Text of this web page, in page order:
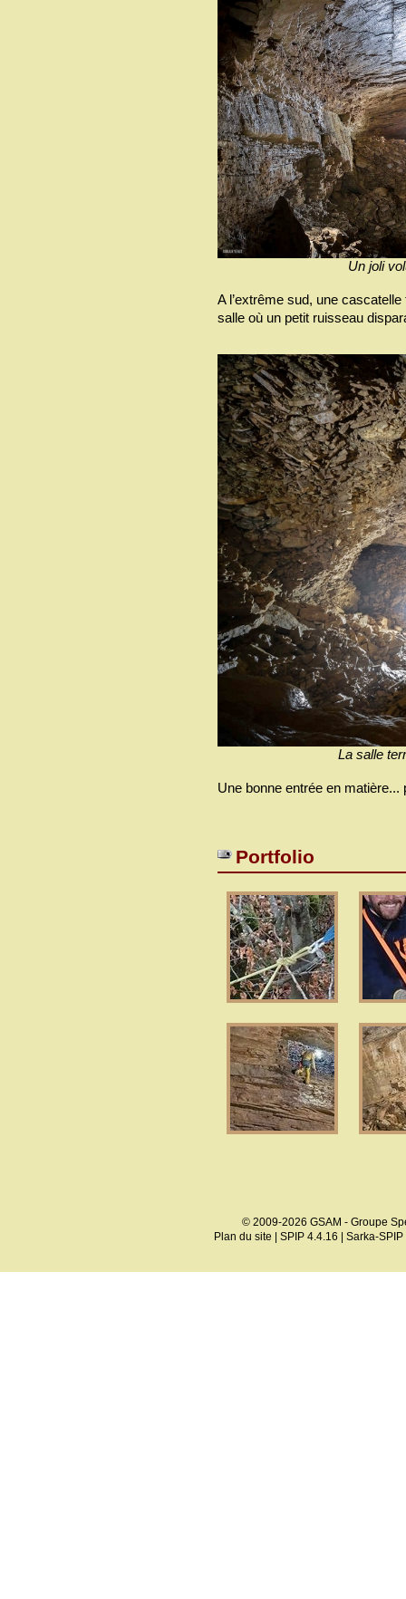
Un joli
A l’extrême sud, une
salle où un petit ruisseau
La salle
Une bonne entrée en
Portfolio
© 2009-2026 GSAM - Groupe
Plan du site
SPIP 4.4.16 Sarka-SPIP